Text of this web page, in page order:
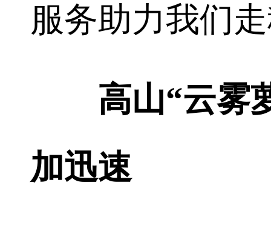
服务助力我们
高山“云雾
加迅速